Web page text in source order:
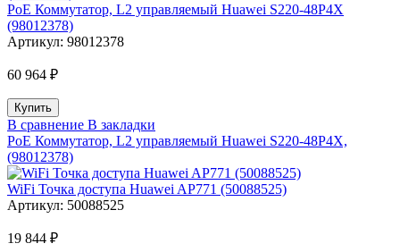
PoE Коммутатор, L2 управляемый Huawei S220-48P4X
(98012378)
Артикул: 98012378
60 964 ₽
В сравнение В закладки
PoE Коммутатор, L2 управляемый Huawei S220-48P4X,
(98012378)
WiFi Точка доступа Huawei AP771 (50088525)
Артикул: 50088525
19 844 ₽